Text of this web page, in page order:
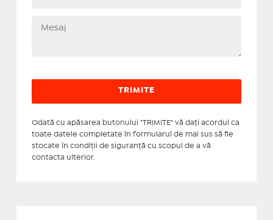
Odată cu apăsarea butonului "TRIMITE" vă daţi acordul ca
toate datele completate în formularul de mai sus să fie
stocate în condiţii de siguranţă cu scopul de a vă
contacta ulterior.